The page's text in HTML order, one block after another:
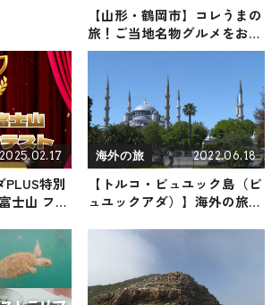
【山形・鶴岡市】コレうまの
旅！ご当地名物グルメをお届
け
2025.02.17
特別
士山 フォ
海外の旅 2022.06.18
【トルコ・ビュユック島（ビ
ュユックアダ）】海外の旅！
メをリポート